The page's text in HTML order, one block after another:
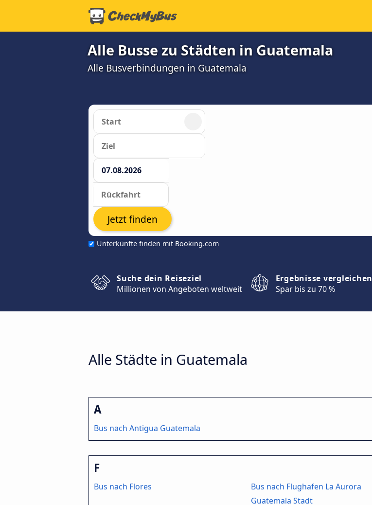
Alle Busse zu Städten in Guatemala
Alle Busverbindungen in Guatemala
Unterkünfte finden mit Booking.com
Jetzt finden
Suche dein Reiseziel
Millionen von Angeboten weltweit
Ergebnisse vergleichen
Spar bis zu 70 %
Alle Städte in Guatemala
A
Bus nach Antigua Guatemala
F
Bus nach Flores
Bus nach Flughafen La Aurora
Guatemala Stadt